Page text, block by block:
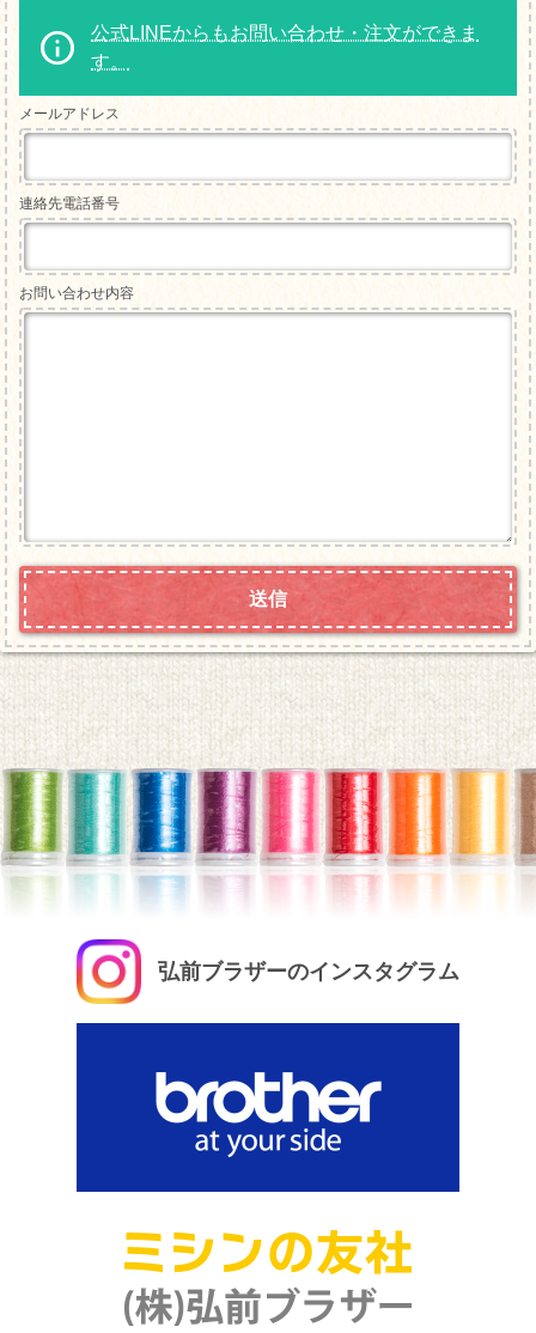
公式LINEからもお問い合わせ・注文ができま
す。
メールアドレス
連絡先電話番号
お問い合わせ内容
弘前ブラザーのインスタグラム